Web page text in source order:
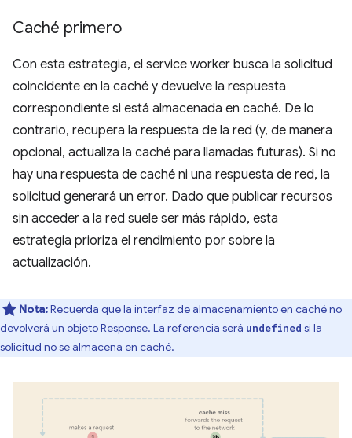
Caché primero
Con esta estrategia, el service worker busca la solicitud
coincidente en la caché y devuelve la respuesta
correspondiente si está almacenada en caché. De lo
contrario, recupera la respuesta de la red (y, de manera
opcional, actualiza la caché para llamadas futuras). Si no
hay una respuesta de caché ni una respuesta de red, la
solicitud generará un error. Dado que publicar recursos
sin acceder a la red suele ser más rápido, esta
estrategia prioriza el rendimiento por sobre la
actualización.
Nota:Recuerda que la interfaz de almacenamiento en caché no
devolverá un objeto Response. La referencia será undefined si la
solicitud no se almacena en caché.